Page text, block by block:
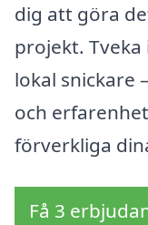
dig att göra
projekt.
lokal snickare
och
förverkliga
Få 3